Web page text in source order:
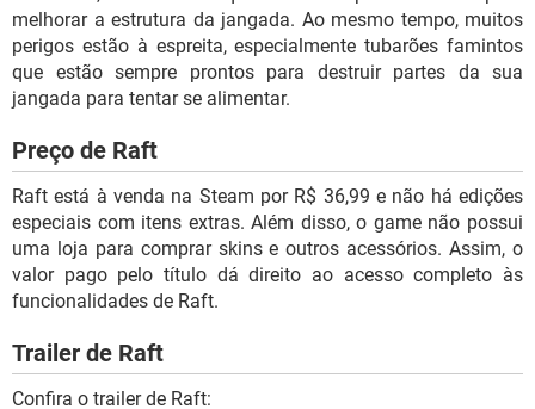
melhorar a estrutura da jangada. Ao mesmo tempo, muitos
perigos estão à espreita, especialmente tubarões famintos
que estão sempre prontos para destruir partes da sua
jangada para tentar se alimentar.
Preço de Raft
Raft está à venda na Steam por R$ 36,99 e não há edições
especiais com itens extras. Além disso, o game não possui
uma loja para comprar skins e outros acessórios. Assim, o
valor pago pelo título dá direito ao acesso completo às
funcionalidades de Raft.
Trailer de Raft
Confira o trailer de Raft: